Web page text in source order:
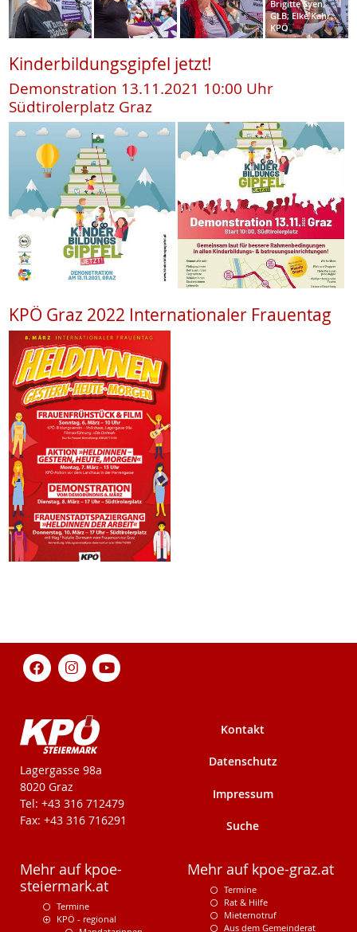
Brigitte Syen,
GLB; Elke Kahr,
KPÖ
Kinderbildungsgipfel jetzt!
Demonstration 13.11.2021 10:00 Uhr
Südtirolerplatz Graz
KPÖ Graz 2022 Internationaler Frauentag
KPÖ-Steiermark
Lagergasse 98a
8020 Graz
Tel: +43 316 712479
Fax: +43 316 716291
Kontakt
Datenschutz
Impressum
Suche
Mehr auf kpoe-
steiermark.at
Termine
KPÖ - regional
Mehr auf kpoe-graz.at
Termine
Rat & Hilfe
Mieternotruf
Aus dem Gemeinderat